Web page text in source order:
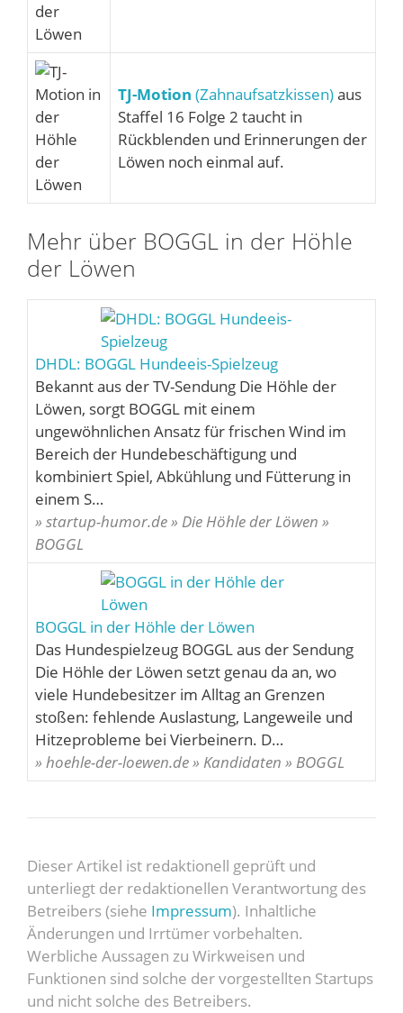
TJ-Motion (Zahnaufsatzkissen)aus
Staffel 16 Folge 2 taucht in
Rückblenden und Erinnerungen der
Löwen noch einmal auf.
Mehr über BOGGL in der Höhle
der Löwen
DHDL: BOGGL Hundeeis-Spielzeug
Bekannt aus der TV-Sendung Die Höhle der
Löwen, sorgt BOGGL mit einem
ungewöhnlichen Ansatz für frischen Wind im
Bereich der Hundebeschäftigung und
kombiniert Spiel, Abkühlung und Fütterung in
einem S…
» startup-humor.de » Die Höhle der Löwen »
BOGGL
BOGGL in der Höhle der Löwen
Das Hundespielzeug BOGGL aus der Sendung
Die Höhle der Löwen setzt genau da an, wo
viele Hundebesitzer im Alltag an Grenzen
stoßen: fehlende Auslastung, Langeweile und
Hitzeprobleme bei Vierbeinern. D…
» hoehle-der-loewen.de » Kandidaten » BOGGL
Dieser Artikel ist redaktionell geprüft und
unterliegt der redaktionellen Verantwortung des
Betreibers (siehe Impressum). Inhaltliche
Änderungen und Irrtümer vorbehalten.
Werbliche Aussagen zu Wirkweisen und
Funktionen sind solche der vorgestellten Startups
und nicht solche des Betreibers.